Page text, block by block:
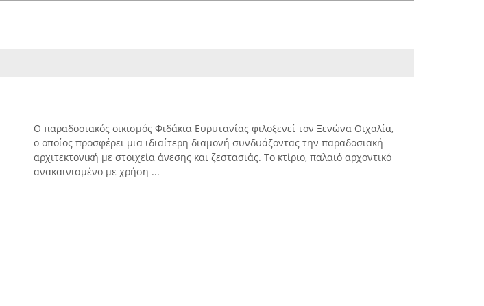
Ο παραδοσιακός οικισμός Φιδάκια Ευρυτανίας φιλοξενεί τον Ξενώνα Οιχαλία,
ο οποίος προσφέρει μια ιδιαίτερη διαμονή συνδυάζοντας την παραδοσιακή
αρχιτεκτονική με στοιχεία άνεσης και ζεστασιάς. Το κτίριο, παλαιό αρχοντικό
ανακαινισμένο με χρήση ...